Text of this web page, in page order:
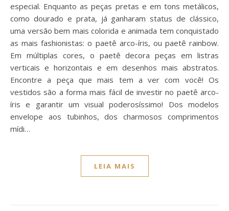
especial. Enquanto as peças pretas e em tons metálicos,
como dourado e prata, já ganharam status de clássico,
uma versão bem mais colorida e animada tem conquistado
as mais fashionistas: o paetê arco-íris, ou paetê rainbow.
Em múltiplas cores, o paetê decora peças em listras
verticais e horizontais e em desenhos mais abstratos.
Encontre a peça que mais tem a ver com você! Os
vestidos são a forma mais fácil de investir no paetê arco-
íris e garantir um visual poderosíssimo! Dos modelos
envelope aos tubinhos, dos charmosos comprimentos
mídi…
LEIA MAIS